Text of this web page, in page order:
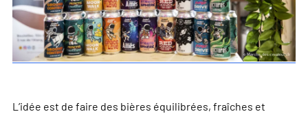
L’idée est de faire des bières équilibrées, fraîches et